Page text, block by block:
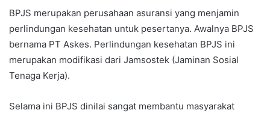
BPJS merupakan perusahaan asuransi yang menjamin
perlindungan kesehatan untuk pesertanya. Awalnya BPJS
bernama PT Askes. Perlindungan kesehatan BPJS ini
merupakan modifikasi dari Jamsostek (Jaminan Sosial
Tenaga Kerja).
Selama ini BPJS dinilai sangat membantu masyarakat